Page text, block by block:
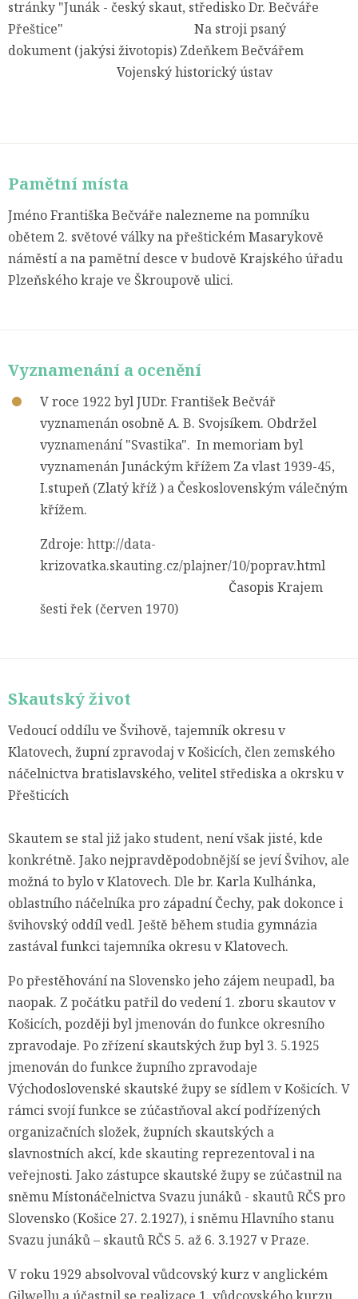
stránky "Junák - český skaut, středisko Dr. Bečváře
Přeštice" Na stroji psaný
dokument (jakýsi životopis) Zdeňkem Bečvářem
Vojenský historický ústav
Pamětní místa
Jméno Františka Bečváře nalezneme na pomníku
obětem 2. světové války na přeštickém Masarykově
náměstí a na pamětní desce v budově Krajského úřadu
Plzeňského kraje ve Škroupově ulici.
Vyznamenání a ocenění
V roce 1922 byl JUDr. František Bečvář
vyznamenán osobně A. B. Svojsíkem. Obdržel
vyznamenání "Svastika". In memoriam byl
vyznamenán Junáckým křížem Za vlast 1939-45,
I.stupeň (Zlatý kříž ) a Československým válečným
křížem.
Zdroje: http://data-
krizovatka.skauting.cz/plajner/10/poprav.html
Časopis Krajem
šesti řek (červen 1970)
Skautský život
Vedoucí oddílu ve Švihově, tajemník okresu v
Klatovech, župní zpravodaj v Košicích, člen zemského
náčelnictva bratislavského, velitel střediska a okrsku v
Přešticích
Skautem se stal již jako student, není však jisté, kde
konkrétně. Jako nejpravděpodobnější se jeví Švihov, ale
možná to bylo v Klatovech. Dle br. Karla Kulhánka,
oblastního náčelníka pro západní Čechy, pak dokonce i
švihovský oddíl vedl. Ještě během studia gymnázia
zastával funkci tajemníka okresu v Klatovech.
Po přestěhování na Slovensko jeho zájem neupadl, ba
naopak. Z počátku patřil do vedení 1. zboru skautov v
Košicích, později byl jmenován do funkce okresního
zpravodaje. Po zřízení skautských žup byl 3. 5.1925
jmenován do funkce župního zpravodaje
Východoslovenské skautské župy se sídlem v Košicích. V
rámci svojí funkce se zúčastňoval akcí podřízených
organizačních složek, župních skautských a
slavnostních akcí, kde skauting reprezentoval i na
veřejnosti. Jako zástupce skautské župy se zúčastnil na
sněmu Místonáčelnictva Svazu junáků - skautů RČS pro
Slovensko (Košice 27. 2.1927), i sněmu Hlavního stanu
Svazu junáků – skautů RČS 5. až 6. 3.1927 v Praze.
V roku 1929 absolvoval vůdcovský kurz v anglickém